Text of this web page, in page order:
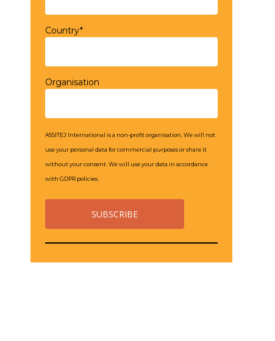
Country*
Organisation
ASSITEJ International is a non-profit organisation. We will not
use your personal data for commercial purposes or share it
without your consent. We will use your data in accordance
with GDPR policies.